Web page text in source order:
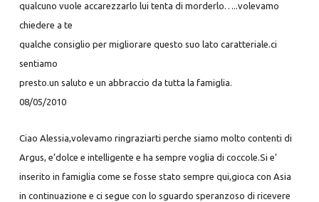
qualcuno vuole accarezzarlo lui tenta di morderlo…..volevamo
chiedere a te
qualche consiglio per migliorare questo suo lato caratteriale.ci
sentiamo
presto.un saluto e un abbraccio da tutta la famiglia.
08/05/2010
Ciao Alessia,volevamo ringraziarti perche siamo molto contenti di
Argus, e’dolce e intelligente e ha sempre voglia di coccole.Si e’
inserito in famiglia come se fosse stato sempre qui,gioca con Asia
in continuazione e ci segue con lo sguardo speranzoso di ricevere